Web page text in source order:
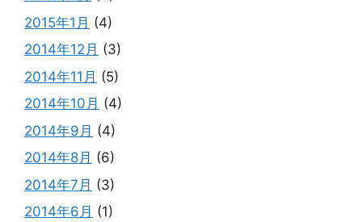
2015年1月 (4)
2014年12月 (3)
2014年11月 (5)
2014年10月 (4)
2014年9月 (4)
2014年8月 (6)
2014年7月 (3)
2014年6月 (1)